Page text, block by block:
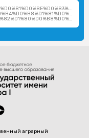
%D0%B4%D0%BC%D0%B8%D1%82%D1%80%D0%B8%D0%B5%D0%B2%D0%B8%D1%87/
аграрный